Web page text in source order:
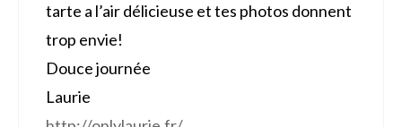
tarte a l’air délicieuse et tes photos donnent
trop envie!
Douce journée
Laurie